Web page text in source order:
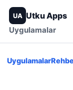
UA Utku Apps
Uygulamalar
Uygulamalar